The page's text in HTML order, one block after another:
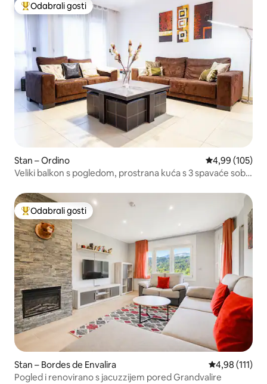
Među najviše rangiranima s oznakom „Odabrali gosti”
Odabrali gosti
Stan – Ordino Prosječna
4,99 (105)
Veliki balkon s pogledom, prostrana kuća s 3 spavaće sobe
Među najviše rangiranima s oznakom „Odabrali gosti”
Odabrali gosti
Stan – Bordes de Envalira Prosječna
4,98 (111)
Pogled i renovirano s jacuzzijem pored Grandvalire